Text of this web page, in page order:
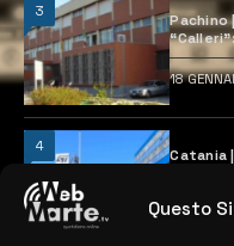
Questo
3
Pachino
18
4
Catania
28